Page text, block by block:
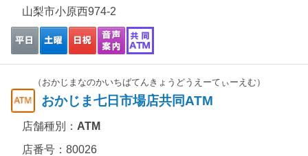
山梨市小原西974-2
（おかじまなのかいちばてんきょうどうえーてぃーえむ）
おかじま七日市場店共同ATM
店舗種別： ATM
店番号：80026